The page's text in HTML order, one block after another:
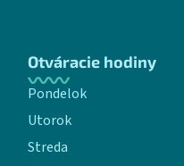
Otváracie hodiny
Pondelok
Utorok
Streda